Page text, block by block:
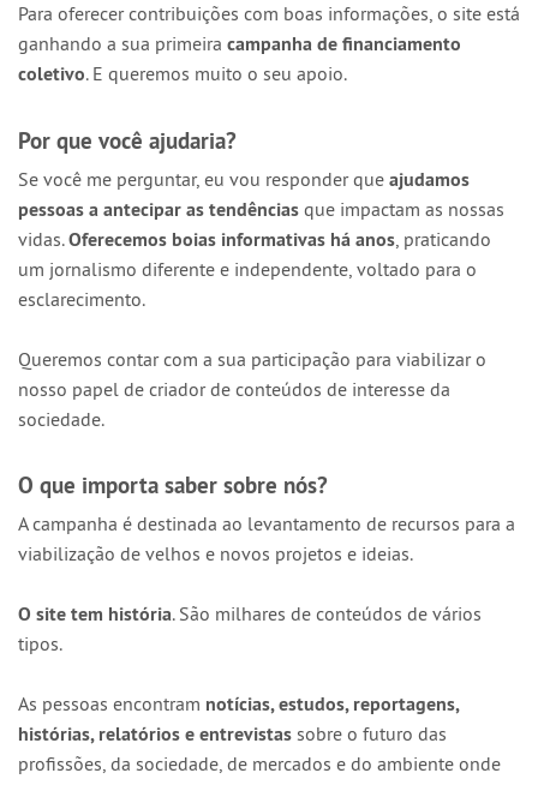
Para oferecer contribuições com boas informações, o site está
ganhando a sua primeira campanha de financiamento
coletivo. E queremos muito o seu apoio.
Por que você ajudaria?
Se você me perguntar, eu vou responder que ajudamos
pessoas a antecipar as tendências que impactam as nossas
vidas.Oferecemos boias informativas há anos , praticando
um jornalismo diferente e independente, voltado para o
esclarecimento.
Queremos contar com a sua participação para viabilizar o
nosso papel de criador de conteúdos de interesse da
sociedade.
O que importa saber sobre nós?
A campanha é destinada ao levantamento de recursos para a
viabilização de velhos e novos projetos e ideias.
O site tem história. São milhares de conteúdos de vários
tipos.
As pessoas encontram notícias, estudos, reportagens,
histórias, relatórios e entrevistas sobre o futuro das
profissões, da sociedade, de mercados e do ambiente onde